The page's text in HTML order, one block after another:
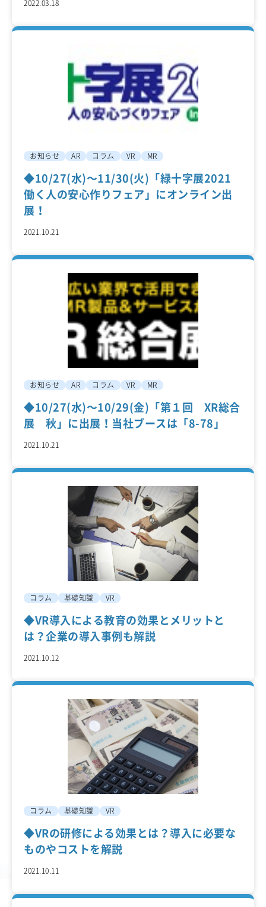
2022.03.18
お知らせ AR コラム VR MR
◆10/27(水)～11/30(火)「緑十字展2021
働く人の安心作りフェア」にオンライン出
展！
2021.10.21
お知らせ AR コラム VR MR
◆10/27(水)～10/29(金)「第１回 XR総合
展 秋」に出展！当社ブースは「8-78」
2021.10.21
コラム 基礎知識 VR
◆VR導入による教育の効果とメリットと
は？企業の導入事例も解説
2021.10.12
コラム 基礎知識 VR
◆VRの研修による効果とは？導入に必要な
ものやコストを解説
2021.10.11